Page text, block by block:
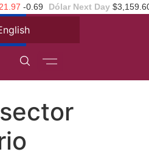
-0.69 Dólar Next Day
sector